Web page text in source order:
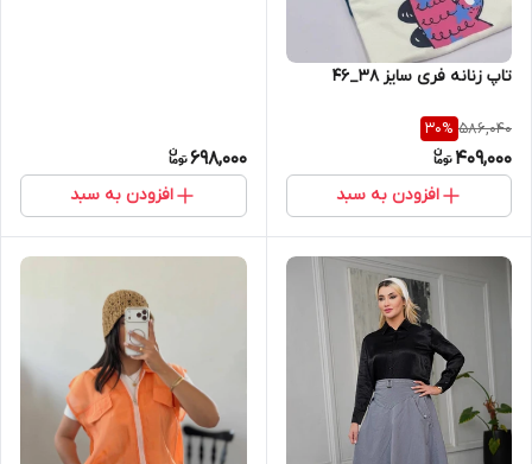
تاپ زنانه فری سایز 38_46
586,040
30%
409,000
افزودن به سبد
698,000
افزودن به سبد